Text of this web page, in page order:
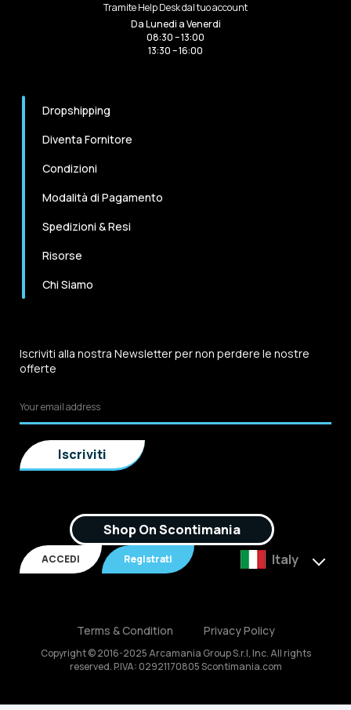
Tramite Help Desk dal tuo account
Da Lunedi a Venerdi
08:30 – 13:00
13:30 – 16:00
Dropshipping
Diventa Fornitore
Condizioni
Modalità di Pagamento
Spedizioni & Resi
Risorse
Chi Siamo
Iscriviti alla nostra Newsletter per non perdere le nostre
offerte
Shop On Scontimania
ACCEDI Registrati Italy
Copyright © 2016-2025 Arcamania Group S.r.l, Inc. All rights
reserved. P.IVA: 02921170805 Scontimania.com
Terms & Condition Privacy Policy